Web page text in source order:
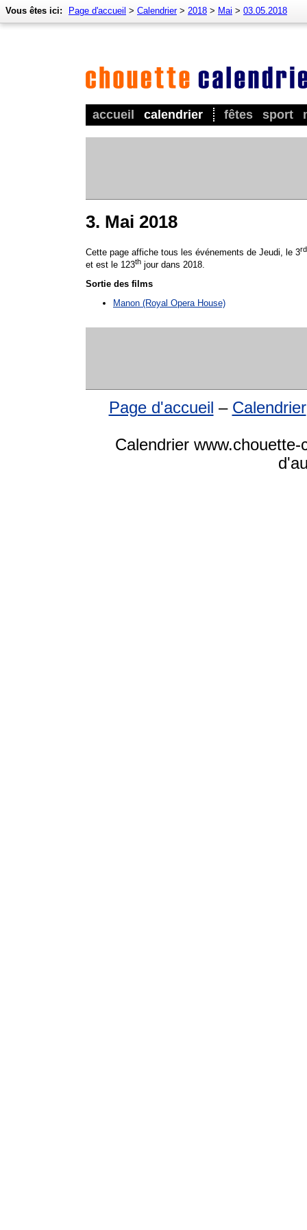
accueil calendrier fêtes sport
Vous êtes ici: Page d'accueil > Calendrier> 2018 > Mai > 03.05.2018
3. Mai 2018
Cette page affiche tous les événements de Jeudi, le 3rd
et est le 123th jour dans 2018.
Sortie des films
Manon (Royal Opera House)
Page d'accueil – Calendrier
Calendrier